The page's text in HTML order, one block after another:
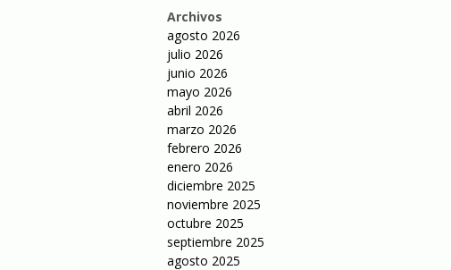
Archivos
agosto 2026
julio 2026
junio 2026
mayo 2026
abril 2026
marzo 2026
febrero 2026
enero 2026
diciembre 2025
noviembre 2025
octubre 2025
septiembre 2025
agosto 2025